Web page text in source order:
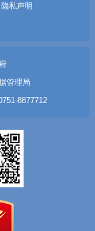
隐私声明
管理局
8877712